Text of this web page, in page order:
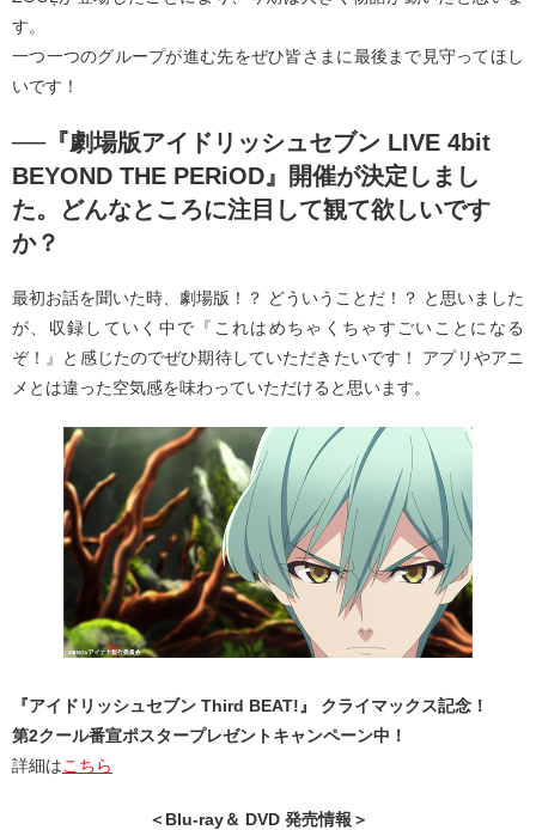
す。
一つ一つのグループが進む先をぜひ皆さまに最後まで見守ってほし
いです！
──『劇場版アイドリッシュセブン LIVE 4bit
BEYOND THE PERiOD』開催が決定しまし
た。どんなところに注目して観て欲しいです
か？
最初お話を聞いた時、劇場版！？ どういうことだ！？ と思いました
が、収録していく中で『これはめちゃくちゃすごいことになる
ぞ！』と感じたのでぜひ期待していただきたいです！ アプリやアニ
メとは違った空気感を味わっていただけると思います。
『アイドリッシュセブン Third BEAT!』 クライマックス記念！
第2クール番宣ポスタープレゼントキャンペーン中！
詳細はこちら
＜Blu-ray＆ DVD 発売情報＞